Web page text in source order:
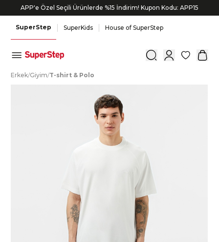
APP'e Özel Seçili Ürünlerde %15 İndirim! Kupon Kodu: APP15
SuperStep SuperKids House of SuperStep
0
Erkek/Giyim/T-shirt & Polo